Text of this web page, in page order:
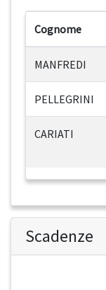
Cognome
MANFREDI
PELLEGRINI
CARIATI
Scadenze